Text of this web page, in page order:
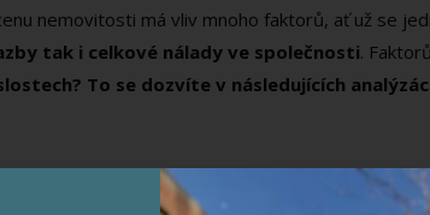
nemovitosti má vliv mnoho faktorů, ať už se
tak i celkové nálady ve společnosti.
To se dozvíte v následujících